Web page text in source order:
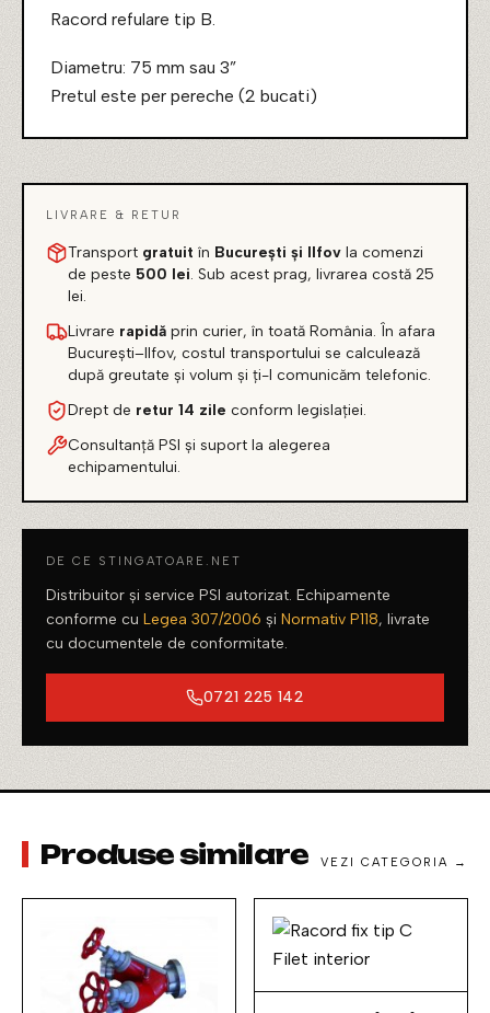
Racord refulare tip B.
Diametru: 75 mm sau 3”
Pretul este per pereche (2 bucati)
LIVRARE & RETUR
Transport gratuit în București și Ilfov la comenzi
de peste 500 lei. Sub acest prag, livrarea costă 25
lei.
Livrare rapidă prin curier, în toată România. În afara
București–Ilfov, costul transportului se calculează
după greutate și volum și ți-l comunicăm telefonic.
Drept de retur 14 zile conform legislației.
Consultanță PSI și suport la alegerea
echipamentului.
DE CE STINGATOARE.NET
Distribuitor și service PSI autorizat. Echipamente
conforme cu Legea 307/2006 și Normativ P118, livrate
cu documentele de conformitate.
0721 225 142
Produse similare VEZI CATEGORIA →